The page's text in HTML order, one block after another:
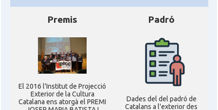
Premis
El 2016 l'Institut de Projecció
Exterior de la Cultura
Catalana ens atorgà el PREMI
Padró
Dades del del padró de
Catalans a l'exterior des